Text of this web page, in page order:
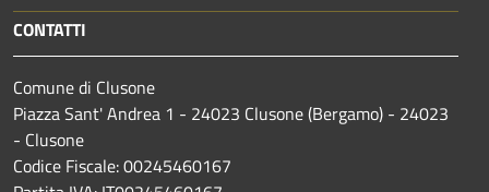
CONTATTI
Comune di Clusone
Piazza Sant' Andrea 1 - 24023 Clusone (Bergamo) - 24023
- Clusone
Codice Fiscale: 00245460167